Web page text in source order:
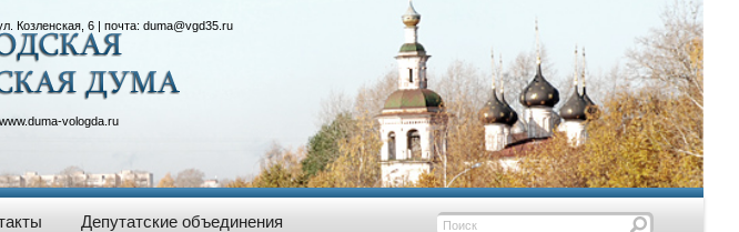
Козленская, 6 | почта: duma@vgd35.ru
www.duma-vologda.ru
Депутатские объединения